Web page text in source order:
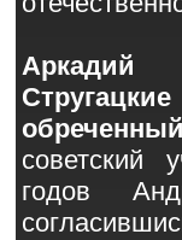
советский
годов